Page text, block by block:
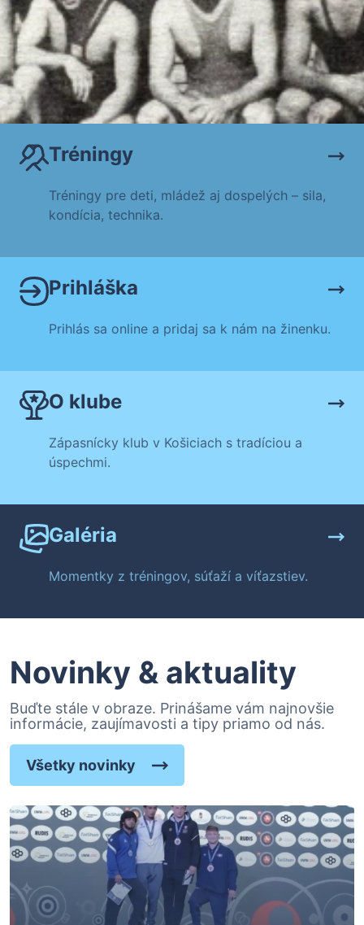
Tréningy
Tréningy pre deti, mládež aj dospelých – sila,
kondícia, technika.
Prihláška
Prihlás sa online a pridaj sa k nám na žinenku.
O klube
Zápasnícky klub v Košiciach s tradíciou a
úspechmi.
Galéria
Momentky z tréningov, súťaží a víťazstiev.
Novinky & aktuality
Buďte stále v obraze. Prinášame vám najnovšie
informácie, zaujímavosti a tipy priamo od nás.
Všetky novinky